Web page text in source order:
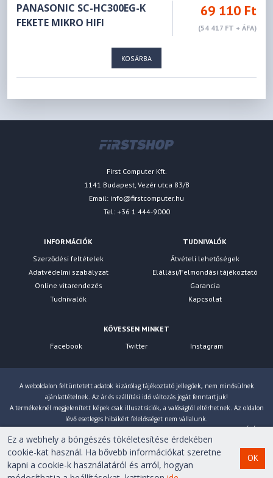
PANASONIC SC-HC300EG-K
FEKETE MIKRO HIFI
69 110 Ft
(54 417 FT + ÁFA)
KOSÁRBA
First Computer Kft.
1141 Budapest, Vezér utca 83/B
Email: info@firstcomputer.hu
Tel: +36 1 444-9000
INFORMÁCIÓK
Szerződési feltételek
Adatvédelmi szabályzat
Online vitarendezés
Tudnivalók
TUDNIVALÓK
Átvételi lehetőségek
Elállási/Felmondási tájékoztató
Garancia
Kapcsolat
KÖVESSEN MINKET
Facebook
Twitter Instagram
A weboldalon feltüntetett adatok kizárólag tájékoztató jellegűek, nem minősülnek
ajánlattételnek. Az ár és szállítási idő változás jogát fenntartjuk!
A termékeknél megjelenített képek csak illusztrációk, a valóságtól eltérhetnek. Az oldalon
lévő esetleges hibákért felelősséget nem vállalunk.
számoljuk!
Copyright © 2007-2026 First Computer Kft. Minden jog
Ez a webhely a böngészés tökéletesítése érdekében
cookie-kat használ. Ha bővebb információkat szeretne
kapni a cookie-k használatáról és arról, hogyan
OK